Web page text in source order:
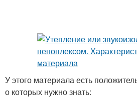
У этого материала есть
о которых нужно знать: